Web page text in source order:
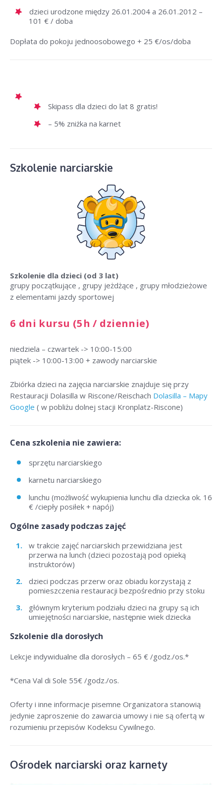
dzieci urodzone między 26.01.2004 a 26.01.2012 –
101 € / doba
Dopłata do pokoju jednoosobowego + 25 €/os/doba
Skipass dla dzieci do lat 8 gratis!
– 5% zniżka na karnet
Szkolenie narciarskie
Szkolenie dla dzieci (od 3 lat)
grupy początkujące , grupy jeżdżące , grupy młodzieżowe
z elementami jazdy sportowej
6 dni kursu (5h / dziennie)
niedziela – czwartek -> 10:00-15:00
piątek -> 10:00-13:00 + zawody narciarskie
Zbiórka dzieci na zajęcia narciarskie znajduje się przy
Restauracji Dolasilla w Riscone/Reischach Dolasilla – Mapy
Google ( w pobliżu dolnej stacji Kronplatz-Riscone)
Cena szkolenia nie zawiera:
sprzętu narciarskiego
karnetu narciarskiego
lunchu (możliwość wykupienia lunchu dla dziecka ok. 16
€ /ciepły posiłek + napój)
Ogólne zasady podczas zajęć
w trakcie zajęć narciarskich przewidziana jest
przerwa na lunch (dzieci pozostają pod opieką
instruktorów)
dzieci podczas przerw oraz obiadu korzystają z
pomieszczenia restauracji bezpośrednio przy stoku
głównym kryterium podziału dzieci na grupy są ich
umiejętności narciarskie, następnie wiek dziecka
Szkolenie dla dorosłych
Lekcje indywidualne dla dorosłych – 65 € /godz./os.*
*Cena Val di Sole 55€ /godz./os.
Oferty i inne informacje pisemne Organizatora stanowią
jedynie zaproszenie do zawarcia umowy i nie są ofertą w
rozumieniu przepisów Kodeksu Cywilnego.
Ośrodek narciarski oraz karnety